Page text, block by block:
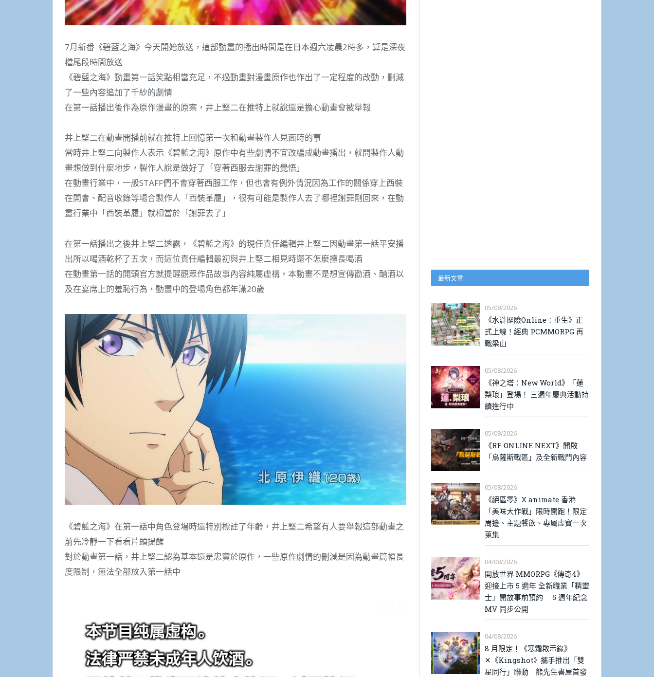
7月新番《碧藍之海》今天開始放送，這部動畫的播出時間是在日本週六凌晨2時多，算是深夜
檔尾段時間放送
《碧藍之海》動畫第一話笑點相當充足，不過動畫對漫畫原作也作出了一定程度的改動，刪減
了一些內容追加了千紗的劇情
在第一話播出後作為原作漫畫的原案，井上堅二在推特上就說還是擔心動畫會被舉報
井上堅二在動畫開播前就在推特上回憶第一次和動畫製作人見面時的事
當時井上堅二向製作人表示《碧藍之海》原作中有些劇情不宜改編成動畫播出，就問製作人動
畫想做到什麼地步，製作人說是做好了「穿著西服去謝罪的覺悟」
在動畫行業中，一般STAFF們不會穿著西服工作，但也會有例外情況因為工作的關係穿上西裝
在開會、配音收錄等場合製作人「西裝革履」，很有可能是製作人去了哪裡謝罪剛回來，在動
畫行業中「西裝革履」就相當於「謝罪去了」
在第一話播出之後井上堅二透露，《碧藍之海》的現任責任編輯井上堅二因動畫第一話平安播
出所以喝酒乾杯了五次，而這位責任編輯最初與井上堅二相見時還不怎麼擅長喝酒
在動畫第一話的開頭官方就提醒觀眾作品故事內容純屬虛構，本動畫不是想宣傳勸酒、酗酒以
及在宴席上的羞恥行為，動畫中的登場角色都年滿20歲
《碧藍之海》在第一話中角色登場時還特別標註了年齡，井上堅二希望有人要舉報這部動畫之
前先冷靜一下看看片頭提醒
對於動畫第一話，井上堅二認為基本還是忠實於原作，一些原作劇情的刪減是因為動畫篇幅長
度限制，無法全部放入第一話中
最新文章
05/08/2026
《水滸歷險Online：重生》正
式上線！經典 PCMMORPG 再
戰梁山
05/08/2026
《神之塔：New World》「蓮
梨琅」登場！ 三週年慶典活動持
續進行中
05/08/2026
《RF ONLINE NEXT》開啟
「烏薩斯戰區」及全新戰鬥內容
05/08/2026
《絕區零》X animate 香港
「美味大作戰」限時開跑！限定
周邊、主題餐飲、專屬虛寶一次
蒐集
04/08/2026
開放世界 MMORPG《傳奇4》
迎接上市 5 週年 全新職業「精靈
士」開放事前預約 5 週年紀念
MV 同步公開
04/08/2026
8 月限定！《寒霜啟示錄》
✕《Kingshot》攜手推出「雙
星同行」聯動 熊先生書屋首發